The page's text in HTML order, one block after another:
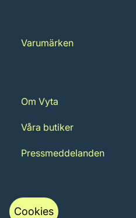
Varumärken
Om Vyta
Våra butiker
Pressmeddelanden
Cookies